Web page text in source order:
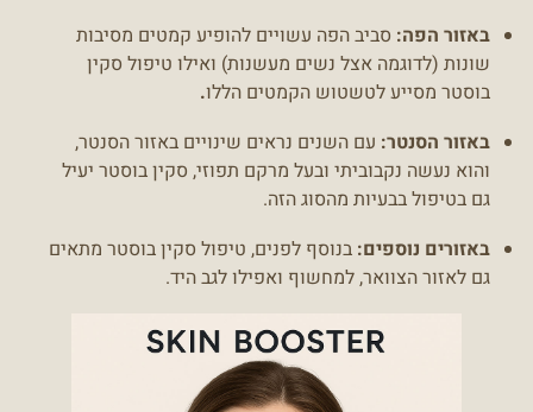
באזור הפה: סביב הפה עשויים להופיע קמטים מסיבות
שונות (לדוגמה אצל נשים מעשנות) ואילו טיפול סקין
בוסטר מסייע לטשטוש הקמטים הללו.
באזור הסנטר: עם השנים נראים שינויים באזור הסנטר,
והוא נעשה נקבוביתי ובעל מרקם תפוזי, סקין בוסטר יעיל
גם בטיפול בבעיות מהסוג הזה.
באזורים נוספים: בנוסף לפנים, טיפול סקין בוסטר מתאים
גם לאזור הצוואר, למחשוף ואפילו לגב היד.